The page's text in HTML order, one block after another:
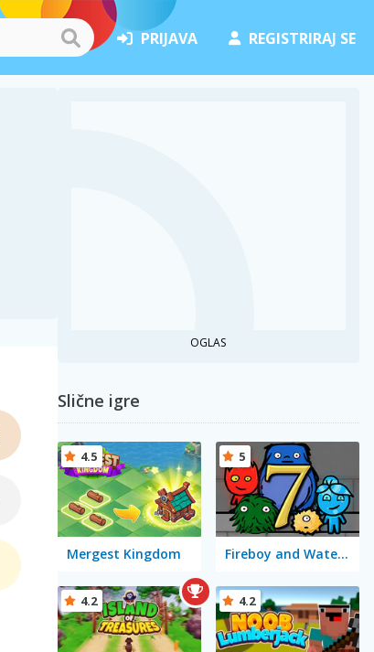
PRIJAVA REGISTRIRAJ SE
OGLAS
Slične igre
Mergest Kingdom
4.5
Fireboy and Watergirl 7: and Friends
5
4.2 4.2